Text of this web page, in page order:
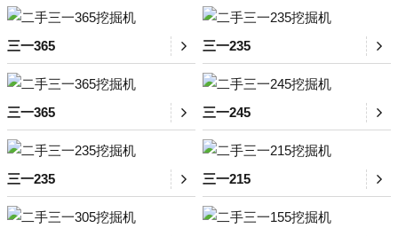
三一365 三一235
三一365 三一245
三一235 三一215